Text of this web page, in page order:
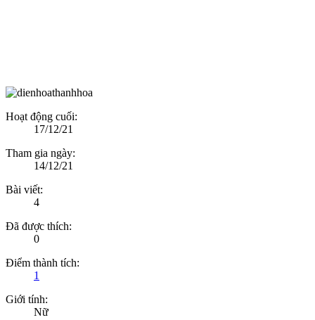
Hoạt động cuối:
17/12/21
Tham gia ngày:
14/12/21
Bài viết:
4
Đã được thích:
0
Điểm thành tích:
1
Giới tính:
Nữ